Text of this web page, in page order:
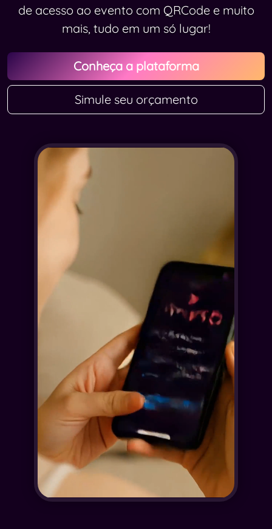
de acesso ao evento com QRCode e muito
mais, tudo em um só lugar!
Conheça a plataforma
Simule seu orçamento